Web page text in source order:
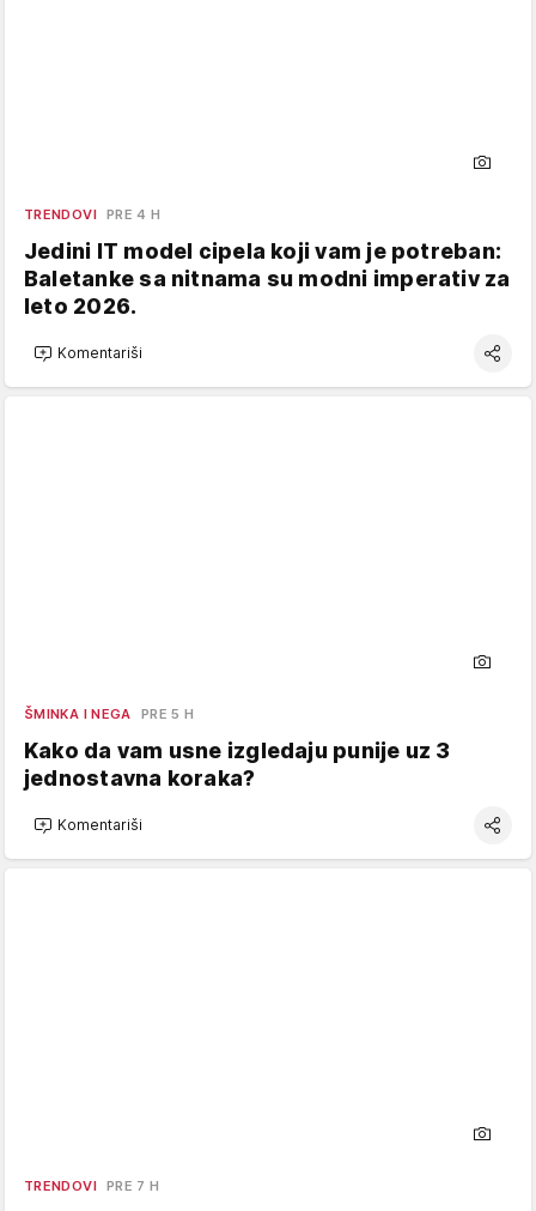
TRENDOVI PRE 4 H
Jedini IT model cipela koji vam je potreban:
Baletanke sa nitnama su modni imperativ za
leto 2026.
Komentariši
ŠMINKA I NEGA PRE 5 H
Kako da vam usne izgledaju punije uz 3
jednostavna koraka?
Komentariši
TRENDOVI PRE 7 H